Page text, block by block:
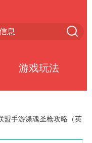
游戏玩法
盟手游涤魂圣枪攻略（英